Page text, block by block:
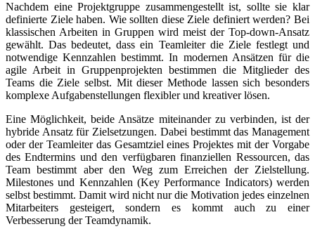
Nachdem eine Projektgruppe zusammengestellt ist, sollte sie klar
definierte Ziele haben. Wie sollten diese Ziele definiert werden? Bei
klassischen Arbeiten in Gruppen wird meist der Top-down-Ansatz
gewählt. Das bedeutet, dass ein Teamleiter die Ziele festlegt und
notwendige Kennzahlen bestimmt. In modernen Ansätzen für die
agile Arbeit in Gruppenprojekten bestimmen die Mitglieder des
Teams die Ziele selbst. Mit dieser Methode lassen sich besonders
komplexe Aufgabenstellungen flexibler und kreativer lösen.
Eine Möglichkeit, beide Ansätze miteinander zu verbinden, ist der
hybride Ansatz für Zielsetzungen. Dabei bestimmt das Management
oder der Teamleiter das Gesamtziel eines Projektes mit der Vorgabe
des Endtermins und den verfügbaren finanziellen Ressourcen, das
Team bestimmt aber den Weg zum Erreichen der Zielstellung.
Milestones und Kennzahlen (Key Performance Indicators) werden
selbst bestimmt. Damit wird nicht nur die Motivation jedes einzelnen
Mitarbeiters gesteigert, sondern es kommt auch zu einer
Verbesserung der Teamdynamik.